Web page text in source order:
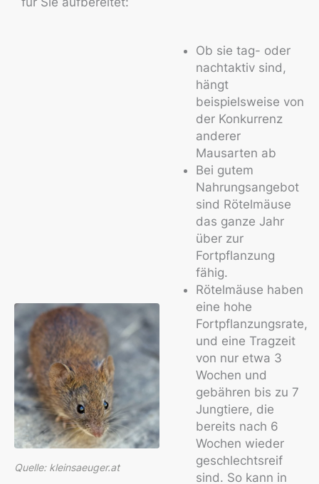
Quelle: kleinsaeuger.at
Ob sie tag- oder
nachtaktiv sind,
hängt
beispielsweise von
der Konkurrenz
anderer
Mausarten ab
Bei gutem
Nahrungsangebot
sind Rötelmäuse
das ganze Jahr
über zur
Fortpflanzung
fähig.
Rötelmäuse haben
eine hohe
Fortpflanzungsrate,
und eine Tragzeit
von nur etwa 3
Wochen und
gebähren bis zu 7
Jungtiere, die
bereits nach 6
Wochen wieder
geschlechtsreif
sind. So kann in